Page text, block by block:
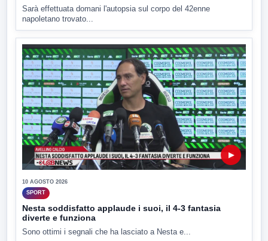
Sarà effettuata domani l'autopsia sul corpo del 42enne
napoletano trovato...
▶
10 AGOSTO 2026
SPORT
Nesta soddisfatto applaude i suoi, il 4-3 fantasia
diverte e funziona
Sono ottimi i segnali che ha lasciato a Nesta e...